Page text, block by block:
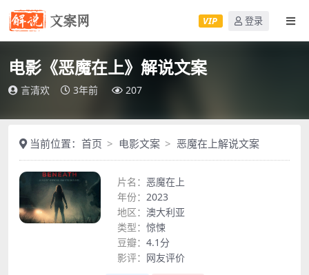
VIP 登录
电影《恶魔在上》解说文案
言清欢 3年前 207
当前位置： 首页 电影文案 恶魔在上解说文案
片名： 恶魔在上
年份： 2023
地区： 澳大利亚
类型： 惊悚
豆瓣： 4.1分
影评： 网友评价